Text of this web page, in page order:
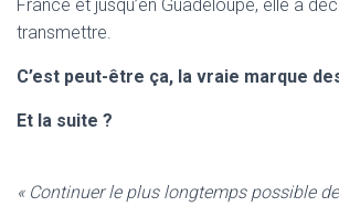
France et jusqu’en Guadeloupe, elle a
transmettre.
C’est peut-être ça, la vraie marque
Et la suite ?
« Continuer le plus longtemps possible de